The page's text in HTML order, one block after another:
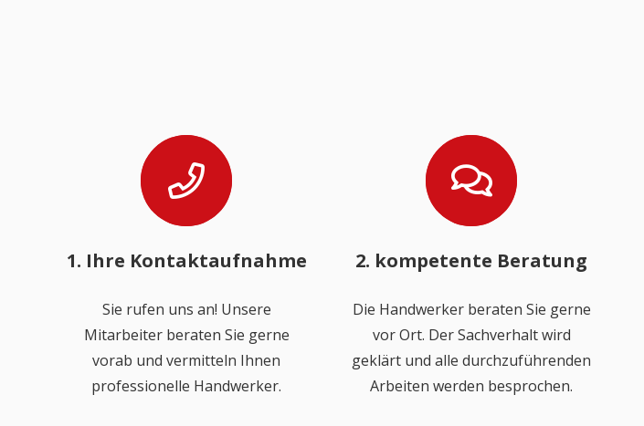
1. Ihre Kontaktaufnahme
Sie rufen uns an! Unsere
Mitarbeiter beraten Sie gerne
vorab und vermitteln Ihnen
professionelle Handwerker.
2. kompetente Beratung
Die Handwerker beraten Sie gerne
vor Ort. Der Sachverhalt wird
geklärt und alle durchzuführenden
Arbeiten werden besprochen.